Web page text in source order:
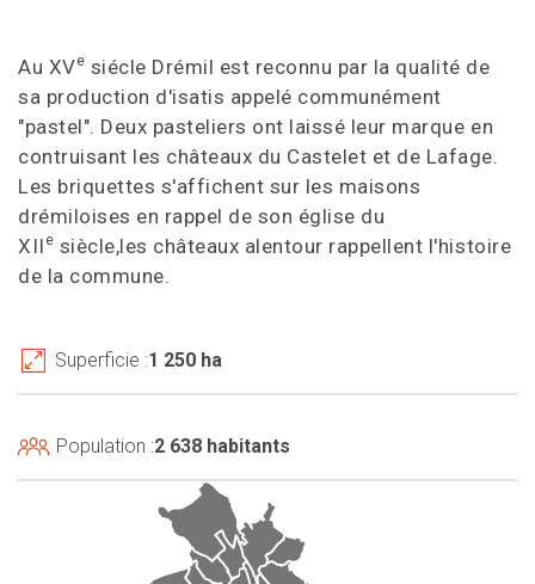
Au XVe siécle Drémil est reconnu par la qualité de
sa production d'isatis appelé communément
"pastel". Deux pasteliers ont laissé leur marque en
contruisant les châteaux du Castelet et de Lafage.
Les briquettes s'affichent sur les maisons
drémiloises en rappel de son église du
XIIe siècle,les châteaux alentour rappellent l'histoire
de la commune.
Superficie :1 250 ha
Population :2 638 habitants